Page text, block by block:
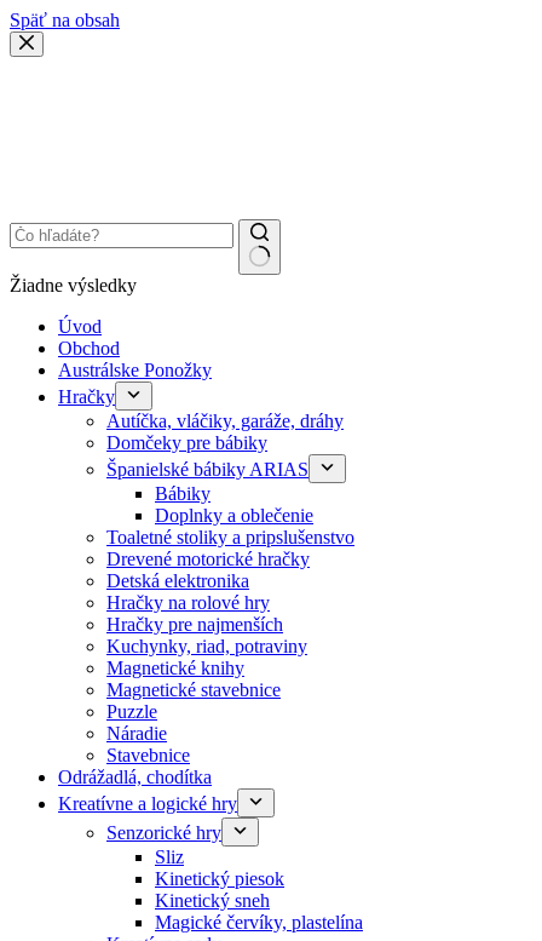
Späť na obsah
Žiadne výsledky
Úvod
Obchod
Austrálske Ponožky
Hračky
Autíčka, vláčiky, garáže, dráhy
Domčeky pre bábiky
Španielské bábiky ARIAS
Bábiky
Doplnky a oblečenie
Toaletné stoliky a pripslušenstvo
Drevené motorické hračky
Detská elektronika
Hračky na rolové hry
Hračky pre najmenších
Kuchynky, riad, potraviny
Magnetické knihy
Magnetické stavebnice
Puzzle
Náradie
Stavebnice
Odrážadlá, chodítka
Kreatívne a logické hry
Senzorické hry
Sliz
Kinetický piesok
Kinetický sneh
Magické červíky, plastelína